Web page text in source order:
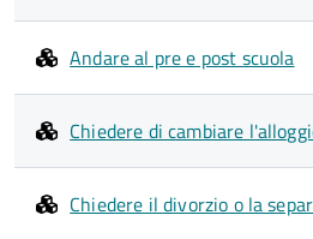
Andare al pre e post scuola
Chiedere di cambiare
Chiedere il divorzio o la